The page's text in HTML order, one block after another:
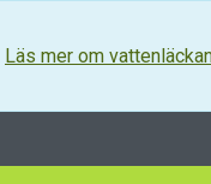
Läs mer om